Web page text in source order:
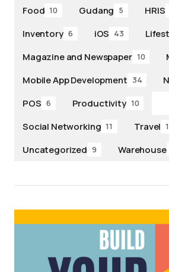
Food 10 Gudang 5 HRIS
Inventory 6 iOS 43
Magazine and Newspaper 10
Mobile App Development 34
POS 6 Productivity 10
Social Networking 11 Travel
Uncategorized 9 Warehouse